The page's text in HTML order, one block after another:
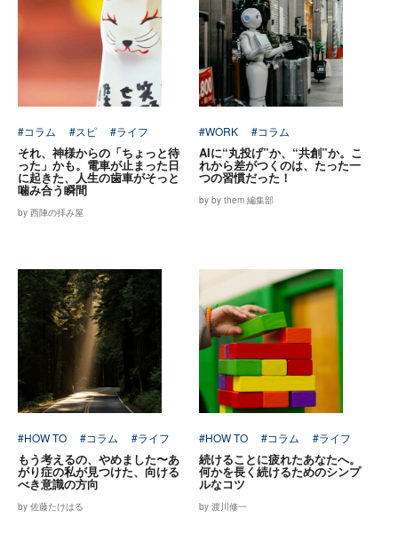
#コラム #スピ #ライフ
それ、神様からの「ちょっと待
った」かも。電車が止まった日
に起きた、人生の歯車がそっと
噛み合う瞬間
by 西陣の拝み屋
#WORK #コラム
AIに“丸投げ”か、“共創”か。こ
れから差がつくのは、たった一
つの習慣だった！
by by them 編集部
#HOW TO #コラム #ライフ
もう考えるの、やめました〜あ
がり症の私が見つけた、向ける
べき意識の方向
by 佐藤たけはる
#HOW TO #コラム #ライフ
続けることに疲れたあなたへ。
何かを長く続けるためのシンプ
ルなコツ
by 渡川修一